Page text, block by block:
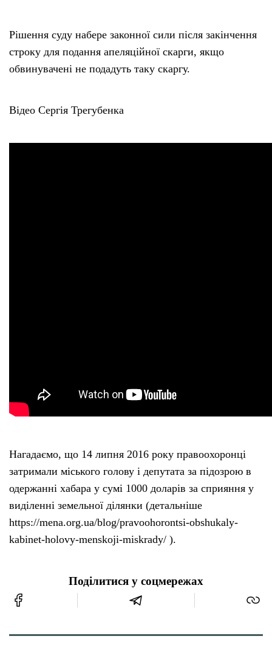
Рішення суду набере законної сили після закінчення
строку для подання апеляційної скарги, якщо
обвинувачені не подадуть таку скаргу.
Відео Сергія Трегубенка
Нагадаємо, що 14 липня 2016 року правоохоронці
затримали міського голову і депутата за підозрою в
одержанні хабара у сумі 1000 доларів за сприяння у
виділенні земельної ділянки (детальніше
https://mena.org.ua/blog/pravoohorontsi-obshukaly-
kabinet-holovy-menskoji-miskrady/ ).
Поділитися у соцмережах